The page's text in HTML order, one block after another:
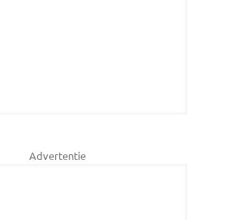
Advertentie